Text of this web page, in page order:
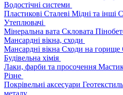
Водостічні системи
Пластикові Сталеві Мідні та інші
Утеплювачі
Мінеральна вата Скловата
Мансардні вікна, сходи
Мансардні вікна Сходи на горище
Будівельна хімія
Лаки, фарби та просочення
Різне
Покрівельні аксесуари
металу